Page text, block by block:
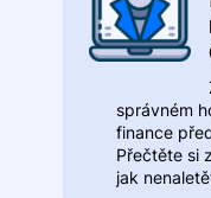
správném
finance
Přečtěte si
jak